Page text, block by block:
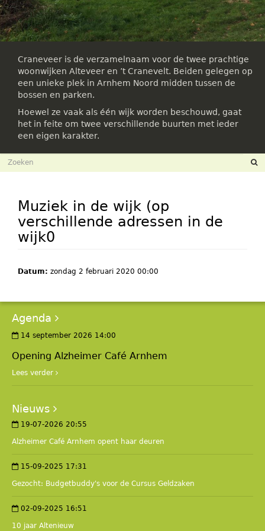
Craneveer is de verzamelnaam voor de twee prachtige
woonwijken Alteveer en ’t Cranevelt. Beiden gelegen op
een unieke plek in Arnhem Noord midden tussen de
bossen en parken.
Hoewel ze vaak als één wijk worden beschouwd, gaat
het in feite om twee verschillende buurten met ieder
een eigen karakter.
Zoekveld
Muziek in de wijk (op
verschillende adressen in de
wijk0
Datum: zondag 2 februari 2020 00:00
Agenda
14 september 2026 14:00
Opening Alzheimer Café Arnhem
Lees verder
Nieuws
19-07-2026 20:55
Alzheimer Café Arnhem opent haar deuren
15-09-2025 17:31
Gezocht: Budgetbuddy's voor de Cursus Geldzaken
02-09-2025 16:51
10 jaar Altenieuw